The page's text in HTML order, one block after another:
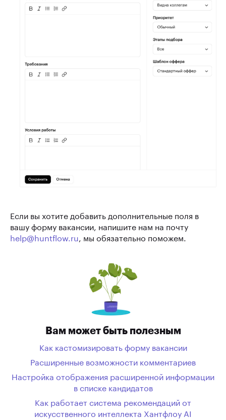
Если вы хотите добавить дополнительные поля в
вашу форму вакансии, напишите нам на почту
help@huntflow.ru , мы обязательно поможем.
Вам может быть полезным
Как кастомизировать форму вакансии
Расширенные возможности комментариев
Настройка отображения расширенной информации
в списке кандидатов
Как работает система рекомендаций от
искусственного интеллекта Хантфлоу AI